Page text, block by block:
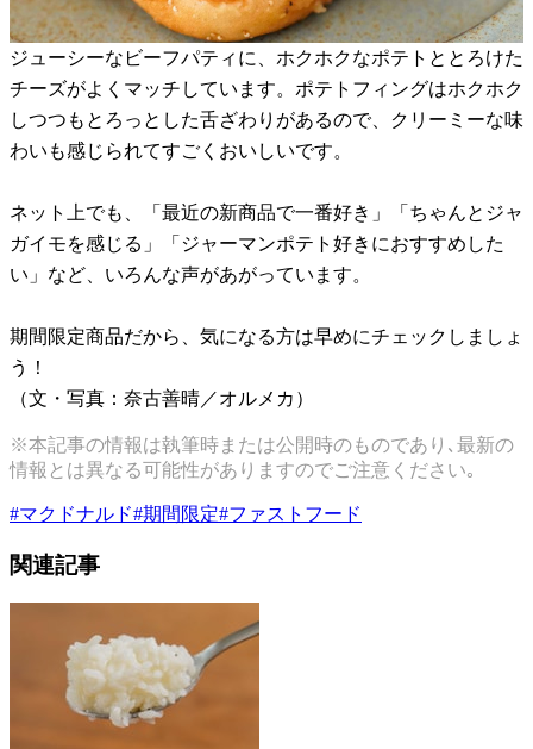
ジューシーなビーフパティに、ホクホクなポテトととろけた
チーズがよくマッチしています。ポテトフィングはホクホク
しつつもとろっとした舌ざわりがあるので、クリーミーな味
わいも感じられてすごくおいしいです。
ネット上でも、「最近の新商品で一番好き」「ちゃんとジャ
ガイモを感じる」「ジャーマンポテト好きにおすすめした
い」など、いろんな声があがっています。
期間限定商品だから、気になる方は早めにチェックしましょ
う！
（文・写真：奈古善晴／オルメカ）
※本記事の情報は執筆時または公開時のものであり､最新の
情報とは異なる可能性がありますのでご注意ください｡
#マクドナルド#期間限定#ファストフード
関連記事